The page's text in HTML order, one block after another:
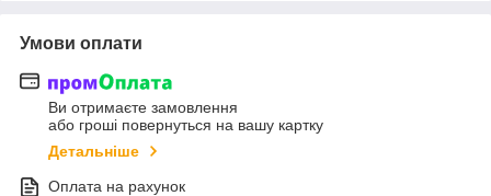
Умови оплати
Ви отримаєте замовлення
або гроші повернуться на вашу картку
Детальніше
Оплата на рахунок